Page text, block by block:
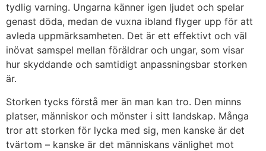
tydlig varning. Ungarna känner igen ljudet och spelar
genast döda, medan de vuxna ibland flyger upp för att
avleda uppmärksamheten. Det är ett effektivt och väl
inövat samspel mellan föräldrar och ungar, som visar
hur skyddande och samtidigt anpassningsbar storken
är.
Storken tycks förstå mer än man kan tro. Den minns
platser, människor och mönster i sitt landskap. Många
tror att storken för lycka med sig, men kanske är det
tvärtom – kanske är det människans vänlighet mot